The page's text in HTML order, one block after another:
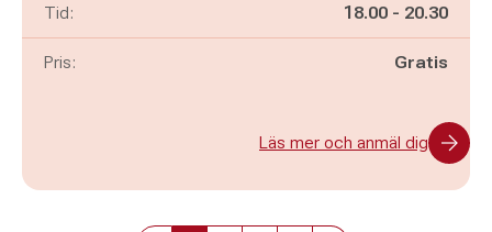
Tid: Pågår mellan
18.00 - och
20.30
Pris: Gratis
Läs mer och anmäl dig